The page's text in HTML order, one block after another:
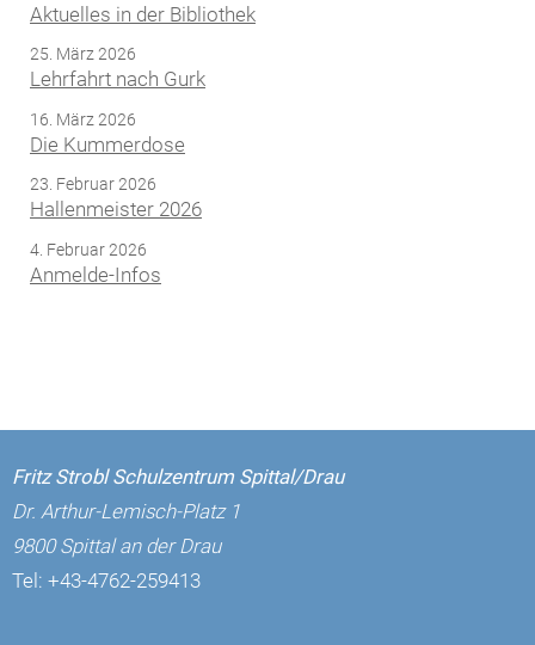
Aktuelles in der Bibliothek
25. März 2026
Lehrfahrt nach Gurk
16. März 2026
Die Kummerdose
23. Februar 2026
Hallenmeister 2026
4. Februar 2026
Anmelde-Infos
Fritz Strobl Schulzentrum Spittal/Drau
Dr. Arthur-Lemisch-Platz 1
9800 Spittal an der Drau
Tel: +43-4762-259413